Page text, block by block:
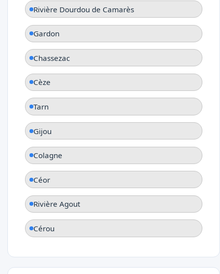
Rivière Dourdou de Camarès
Gardon
Chassezac
Cèze
Tarn
Gijou
Colagne
Céor
Rivière Agout
Cérou